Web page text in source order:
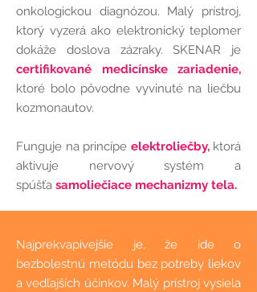
onkologickou diagnózou. Malý prístroj,
ktorý vyzerá ako elektronický teplomer
dokáže doslova zázraky. SKENAR je
certifikované medicínske zariadenie,
ktoré bolo pôvodne vyvinuté na liečbu
kozmonautov.
Funguje na princípe elektroliečby,ktorá
aktivuje nervový systém a
spúšťa samoliečiace mechanizmy tela.
Najprekvapivejšie je, že ide o
bezbolestnú metódu bez potreby liekov
a vedľajších účinkov. Malý prístroj vysiela